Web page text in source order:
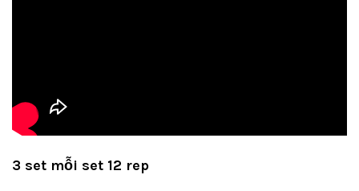
3 set mỗi set 12 rep